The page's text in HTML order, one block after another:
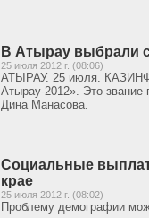
В Атырау выбрали
25 июля 2012 г. (08:06)
АТЫРАУ. 25 июля.
Атырау-2012». Это звание
Дина Манасова.
Социальные
крае
25 июля 2012 г. (08:02)
Проблему демографии